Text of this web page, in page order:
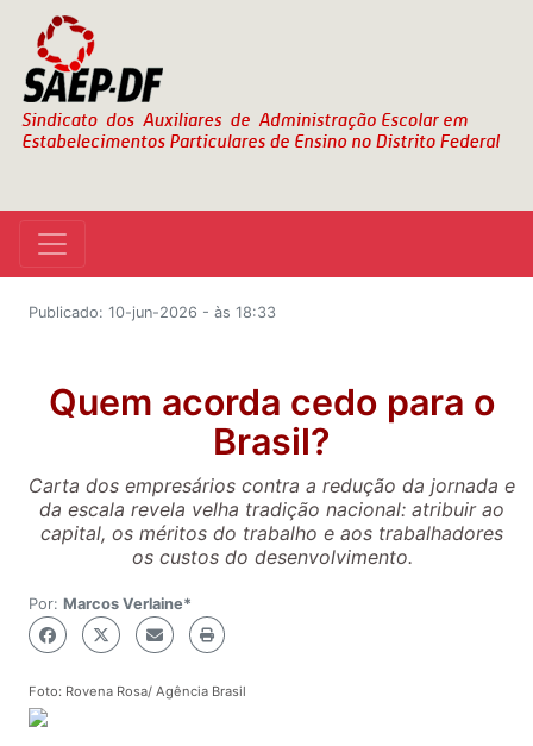
Publicado: 10-jun-2026 - às 18:33
Quem acorda cedo para o
Brasil?
Carta dos empresários contra a redução da jornada e
da escala revela velha tradição nacional: atribuir ao
capital, os méritos do trabalho e aos trabalhadores
os custos do desenvolvimento.
Por: Marcos Verlaine*
Foto: Rovena Rosa/ Agência Brasil